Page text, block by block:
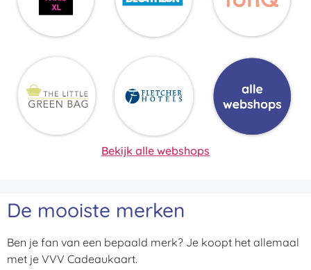
Bekijk alle webshops
De mooiste merken
Ben je fan van een bepaald merk? Je koopt het allemaal
met je VVV Cadeaukaart.